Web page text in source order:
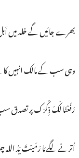
بھرے جائیں گے خلد میں
وہی سب کے مالک انہیں
رَفَعْنَا لَکَ ذِکْرَک پر تصدق
اُترنے لگے مَا رَمَیْتَ یَدُ